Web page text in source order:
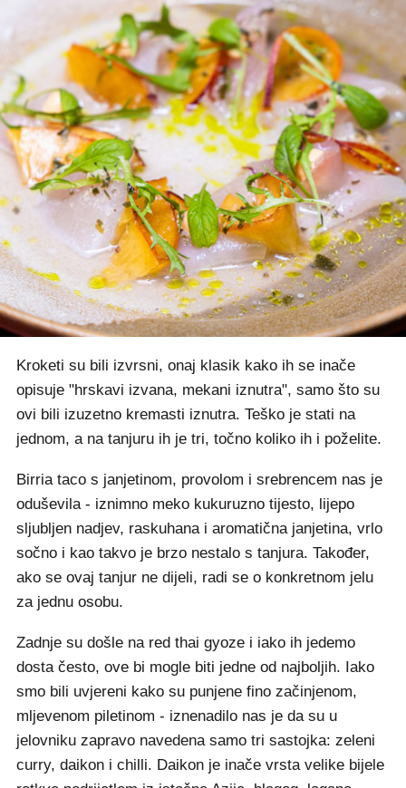
Kroketi su bili izvrsni, onaj klasik kako ih se inače
opisuje "hrskavi izvana, mekani iznutra", samo što su
ovi bili izuzetno kremasti iznutra. Teško je stati na
jednom, a na tanjuru ih je tri, točno koliko ih i poželite.
Birria taco s janjetinom, provolom i srebrencem nas je
oduševila - iznimno meko kukuruzno tijesto, lijepo
sljubljen nadjev, raskuhana i aromatična janjetina, vrlo
sočno i kao takvo je brzo nestalo s tanjura. Također,
ako se ovaj tanjur ne dijeli, radi se o konkretnom jelu
za jednu osobu.
Zadnje su došle na red thai gyoze i iako ih jedemo
dosta često, ove bi mogle biti jedne od najboljih. Iako
smo bili uvjereni kako su punjene fino začinjenom,
mljevenom piletinom - iznenadilo nas je da su u
jelovniku zapravo navedena samo tri sastojka: zeleni
curry, daikon i chilli. Daikon je inače vrsta velike bijele